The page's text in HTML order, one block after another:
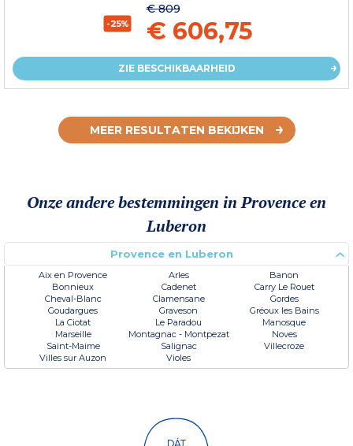
-25%
€ 809
€ 606,75
ZIE BESCHIKBAARHEID
MEER RESULTATEN BEKIJKEN
Onze andere bestemmingen in Provence en
Luberon
Provence en Luberon
Aix en Provence Arles
Banon
Bonnieux
Cadenet
Carry Le Rouet
Cheval-Blanc
Clamensane
Gordes
Goudargues
Graveson
Gréoux les Bains
La Ciotat
Le Paradou
Manosque
Marseille
Montagnac - Montpezat
Noves
Saint-Maime
Salignac
Villecroze
Villes sur Auzon
Violes